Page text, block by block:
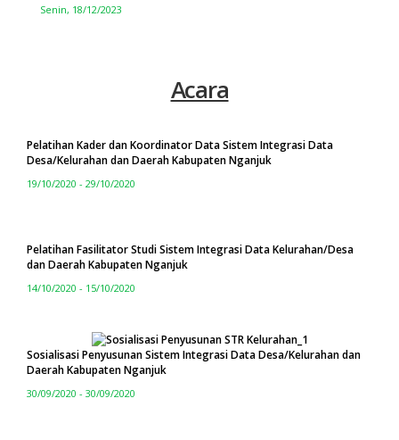
Senin, 18/12/2023
Acara
Pelatihan Kader dan Koordinator Data Sistem Integrasi Data
Desa/Kelurahan dan Daerah Kabupaten Nganjuk
19/10/2020 - 29/10/2020
Pelatihan Fasilitator Studi Sistem Integrasi Data Kelurahan/Desa
dan Daerah Kabupaten Nganjuk
14/10/2020 - 15/10/2020
Sosialisasi Penyusunan Sistem Integrasi Data Desa/Kelurahan dan
Daerah Kabupaten Nganjuk
30/09/2020 - 30/09/2020